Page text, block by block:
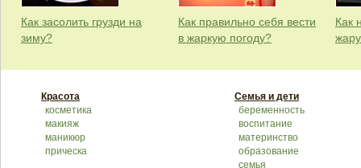
Как засолить грузди на
зиму?
Как правильно себя вести
в жаркую погоду?
Как
Красота
косметика
макияж
маникюр
прическа
Семья и дети
беременность
воспитание
материнство
образование
семья